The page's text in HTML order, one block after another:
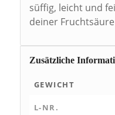
süffig, leicht und
deiner Fruchtsäure
Zusätzliche
GEWICHT
L-NR.